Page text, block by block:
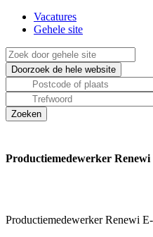
Vacatures
Gehele site
Productiemedewerker Renewi
Productiemedewerker Renewi